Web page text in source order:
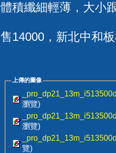
體積纖細輕薄，大小
售14000，新北中和
上傳的圖像
瀏覽)
瀏覽)
覽)